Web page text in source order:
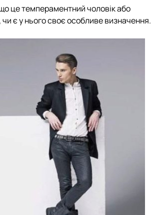
це темпераментний чоловік або
є у нього своє особливе визначення.